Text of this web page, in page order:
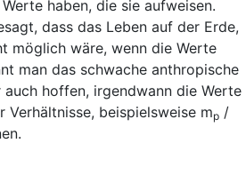
haben, die sie aufweisen.
dass das Leben auf der Erde,
möglich wäre, wenn die Werte
man das schwache anthropische
auch hoffen, irgendwann die Werte
Verhältnisse, beispielsweise mp /